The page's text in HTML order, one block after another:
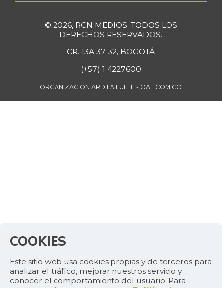
© 2026, RCN MEDIOS. TODOS LOS
DERECHOS RESERVADOS.
CR. 13A 37-32, BOGOTÁ
(+57) 1 4227600
ORGANIZACIÓN ARDILA LÜLLE - OAL.COM.CO
COOKIES
Este sitio web usa cookies propias y de terceros para
analizar el tráfico, mejorar nuestros servicio y
conocer el comportamiento del usuario. Para